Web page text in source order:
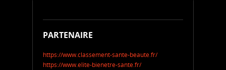
PARTENAIRE
https://www.classement-sante-beaute.fr/
https://www.elite-bienetre-sante.fr/